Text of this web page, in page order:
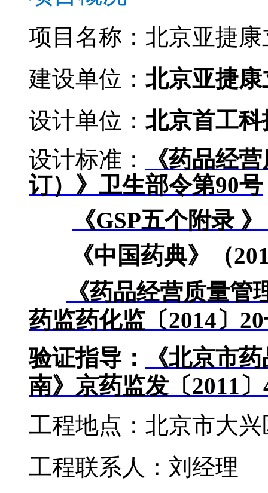
项目名称：北京亚捷康
建设单位： 北京亚捷
设计单位： 北京首工
设计标准：
《药品经
订）》卫生部令第90号
《GSP五个附录 》
《中国药典》（
《药品经营质量
药监药化监〔2014〕20
验证指导：
《北京市
南》京药监发〔2011
工程地点：北京市大
工程联系人：刘经理